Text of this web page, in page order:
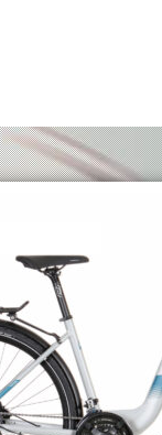
CROSS-
FULL
E-MTB